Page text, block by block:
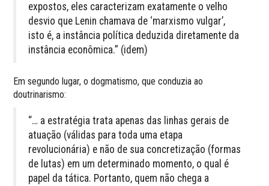
expostos, eles caracterizam exatamente o velho
desvio que Lenin chamava de ‘marxismo vulgar’,
isto é, a instância política deduzida diretamente da
instância econômica.” (idem)
Em segundo lugar, o dogmatismo, que conduzia ao
doutrinarismo:
“… a estratégia trata apenas das linhas gerais de
atuação (válidas para toda uma etapa
revolucionária) e não de sua concretização (formas
de lutas) em um determinado momento, o qual é
papel da tática. Portanto, quem não chega a